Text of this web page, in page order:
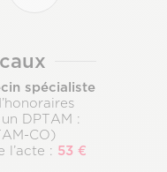
spécialiste
DPTAM :
CO)
l’acte : 53 €